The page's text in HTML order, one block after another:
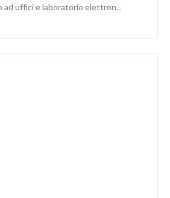
uffici e laboratorio elettron...